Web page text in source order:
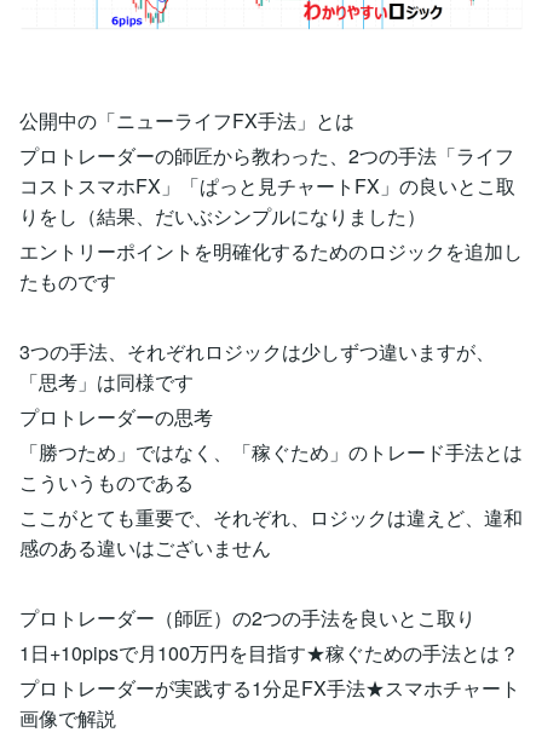
公開中の「ニューライフFX手法」とは
プロトレーダーの師匠から教わった、2つの手法「ライフ
コストスマホFX」「ぱっと見チャートFX」の良いとこ取
りをし（結果、だいぶシンプルになりました）
エントリーポイントを明確化するためのロジックを追加し
たものです
3つの手法、それぞれロジックは少しずつ違いますが、
「思考」は同様です
プロトレーダーの思考
「勝つため」ではなく、「稼ぐため」のトレード手法とは
こういうものである
ここがとても重要で、それぞれ、ロジックは違えど、違和
感のある違いはございません
プロトレーダー（師匠）の2つの手法を良いとこ取り
1日+10pipsで月100万円を目指す★稼ぐための手法とは？
プロトレーダーが実践する1分足FX手法★スマホチャート
画像で解説